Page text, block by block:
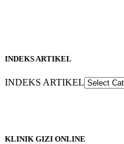
INDEKS ARTIKEL
INDEKS ARTIKEL
KLINIK GIZI ONLINE